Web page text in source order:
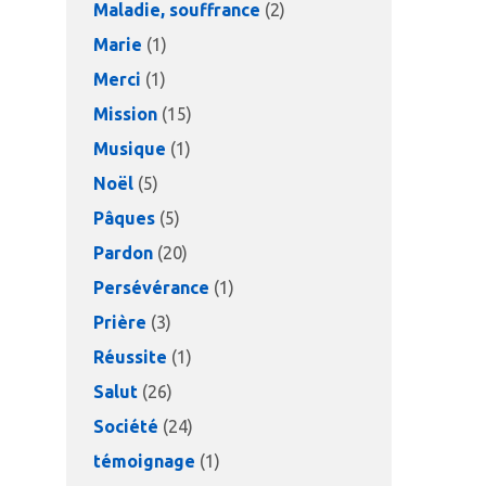
Maladie, souffrance (2)
Marie (1)
Merci (1)
Mission (15)
Musique (1)
Noël (5)
Pâques (5)
Pardon (20)
Persévérance (1)
Prière (3)
Réussite (1)
Salut (26)
Société (24)
témoignage (1)